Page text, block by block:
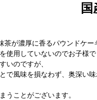
が濃厚に香るパウンドケー
使用していないのでお子様で
いのですが、
で風味を損なわず、奥深い味
うことがございます。